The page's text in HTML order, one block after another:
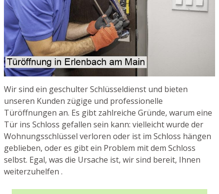
Wir sind ein geschulter Schlüsseldienst und bieten
unseren Kunden zügige und professionelle
Türöffnungen an. Es gibt zahlreiche Gründe, warum eine
Tür ins Schloss gefallen sein kann: vielleicht wurde der
Wohnungsschlüssel verloren oder ist im Schloss hängen
geblieben, oder es gibt ein Problem mit dem Schloss
selbst. Egal, was die Ursache ist, wir sind bereit, Ihnen
weiterzuhelfen .